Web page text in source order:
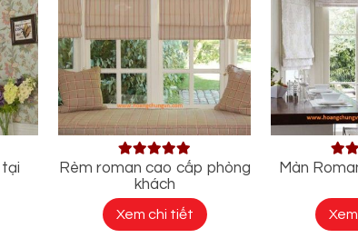
tại
Rèm roman cao cấp phòng
khách
Xem chi tiết
Màn